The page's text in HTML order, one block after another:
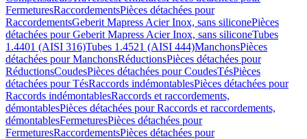
FermeturesRaccordementsPièces détachées pour
RaccordementsGeberit Mapress Acier Inox, sans siliconePièces
détachées pour Geberit Mapress Acier Inox, sans siliconeTubes
1.4401 (AISI 316)Tubes 1.4521 (AISI 444)ManchonsPièces
détachées pour ManchonsRéductionsPièces détachées pour
RéductionsCoudesPièces détachées pour CoudesTésPièces
détachées pour TésRaccords indémontablesPièces détachées pour
Raccords indémontablesRaccords et raccordements,
démontablesPièces détachées pour Raccords et raccordements,
démontablesFermeturesPièces détachées pour
FermeturesRaccordementsPièces détachées pour